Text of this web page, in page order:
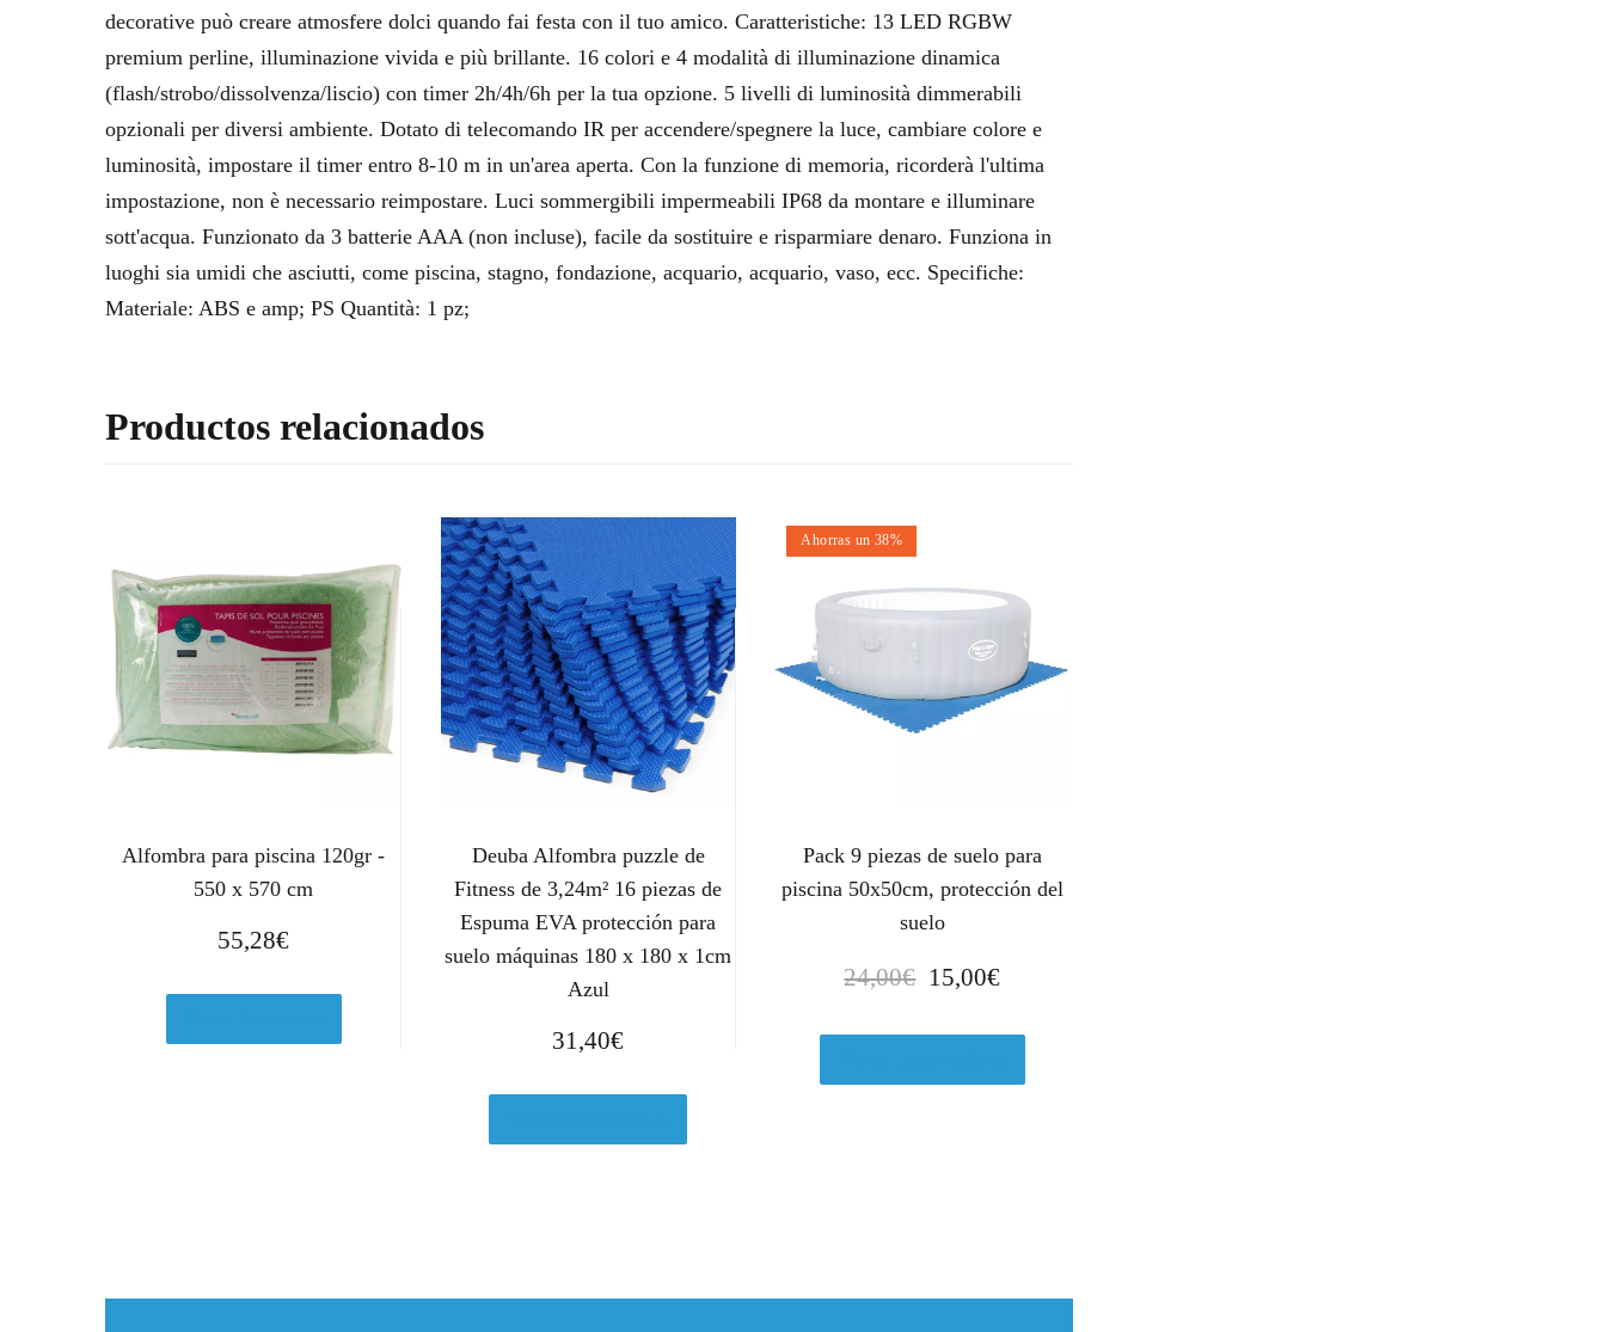
decorative può creare atmosfere dolci quando fai festa con il tuo amico. Caratteristiche: 13 LED RGBW
premium perline, illuminazione vivida e più brillante. 16 colori e 4 modalità di illuminazione dinamica
(flash/strobo/dissolvenza/liscio) con timer 2h/4h/6h per la tua opzione. 5 livelli di luminosità dimmerabili
opzionali per diversi ambiente. Dotato di telecomando IR per accendere/spegnere la luce, cambiare colore e
luminosità, impostare il timer entro 8-10 m in un'area aperta. Con la funzione di memoria, ricorderà l'ultima
impostazione, non è necessario reimpostare. Luci sommergibili impermeabili IP68 da montare e illuminare
sott'acqua. Funzionato da 3 batterie AAA (non incluse), facile da sostituire e risparmiare denaro. Funziona in
luoghi sia umidi che asciutti, come piscina, stagno, fondazione, acquario, acquario, vaso, ecc. Specifiche:
Materiale: ABS e amp; PS Quantità: 1 pz;
Productos relacionados
Alfombra para piscina 120gr -
550 x 570 cm
55,28€
Deuba Alfombra puzzle de
Fitness de 3,24m² 16 piezas de
Espuma EVA protección para
suelo máquinas 180 x 180 x 1cm
Azul
31,40€
Ahorras un 38%
Pack 9 piezas de suelo para
piscina 50x50cm, protección del
suelo
24,00€ E
p
e
g
15,00€
p
e
u